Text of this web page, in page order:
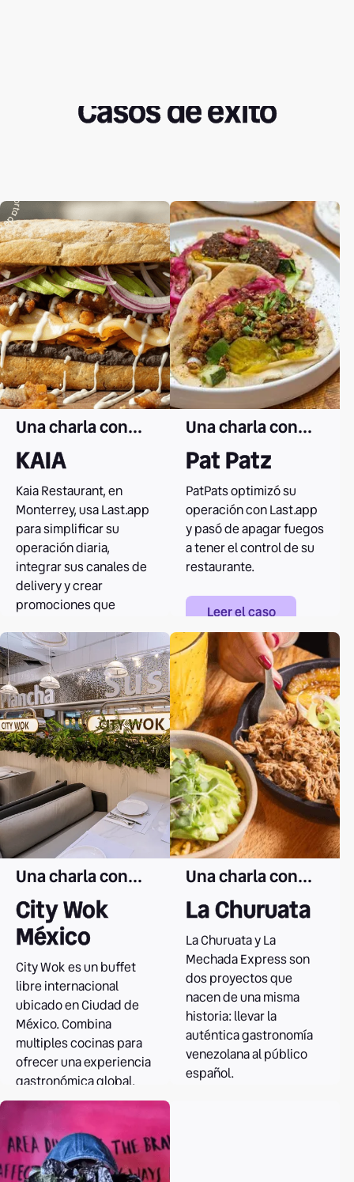
Casos de éxito
Una charla con...
KAIA
Kaia Restaurant, en
Monterrey, usa Last.app
para simplificar su
operación diaria,
integrar sus canales de
delivery y crear
promociones que
con sus clientes.
Leer el caso
Una charla con...
Pat Patz
PatPats optimizó su
operación con Last.app
y pasó de apagar fuegos
a tener el control de su
restaurante.
Leer el caso
Una charla con...
City Wok
México
City Wok es un buffet
libre internacional
ubicado en Ciudad de
México. Combina
multiples cocinas para
ofrecer una experiencia
gastronómica global.
Una charla con...
La Churuata
La Churuata y La
Mechada Express son
dos proyectos que
nacen de una misma
historia: llevar la
auténtica gastronomía
venezolana al público
español.